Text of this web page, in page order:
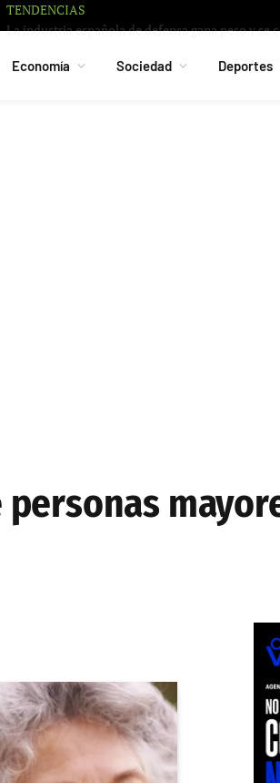
TENDENCIAS
Economía Sociedad Deportes